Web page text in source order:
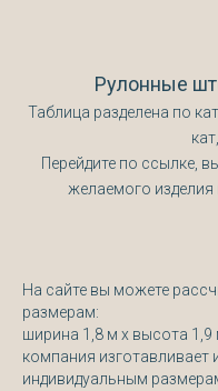
Рулонные
Таблица разделена по
Перейдите по ссылке,
желаемого изделия
На сайте вы можете
размерам:
ширина 1,8 м х высота
компания
индивидуальным